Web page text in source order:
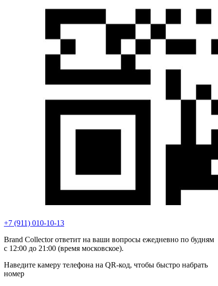
+7 (911) 010-10-13
Brand Collector ответит на ваши вопросы ежедневно по будням
с 12:00 до 21:00 (время московское).
Наведите камеру телефона на QR-код, чтобы быстро набрать
номер